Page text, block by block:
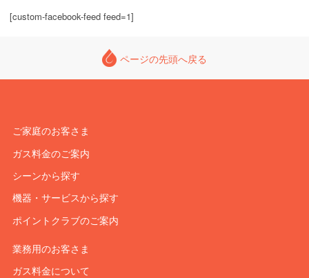
[custom-facebook-feed feed=1]
ページの先頭へ戻る
ご家庭のお客さま
ガス料金のご案内
シーンから探す
機器・サービスから探す
ポイントクラブのご案内
業務用のお客さま
ガス料金について